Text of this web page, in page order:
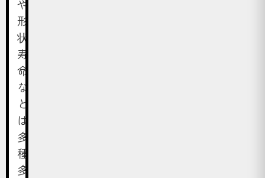
や
形
状・
寿
命
な
ど
は
多
種
多